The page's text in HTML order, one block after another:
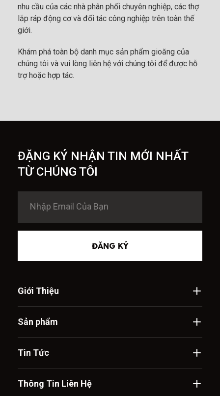
nhu cầu của các nhà phân phối chuyên nghiệp, các thợ
lắp ráp động cơ và đối tác công nghiệp trên toàn thế
giới.
Khám phá toàn bộ danh mục sản phẩm gioăng của
chúng tôi và vui lòng liên hệ với chúng tôiđể được hỗ
trợ hoặc hợp tác.
ĐẶNG KÝ NHẬN TIN MỚI NHẤT
TỪ CHÚNG TÔI
ĐĂNG KÝ
Giới Thiệu
Sản phẩm
Tin Tức
Thông Tin Liên Hệ